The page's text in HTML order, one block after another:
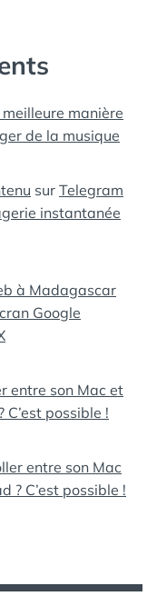
manière
de la musique
sur Telegram
instantanée
à Madagascar
Google
entre son Mac et
C’est possible !
entre son Mac
? C’est possible !